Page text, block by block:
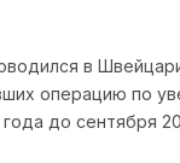
в
операцию по
до сентября